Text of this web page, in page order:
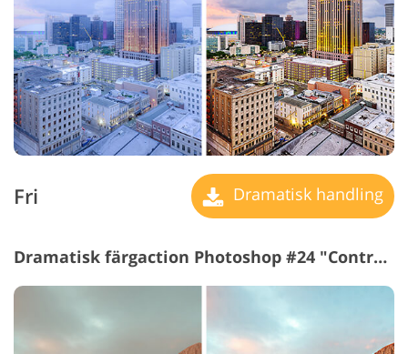
Fri Dramatisk handling
Dramatisk färgaction Photoshop #24 "Contrast"